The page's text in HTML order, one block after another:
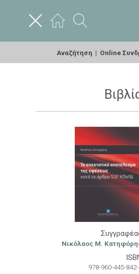
Αναζήτηση | Online
Νικόλαος Μ.
978-960-445-